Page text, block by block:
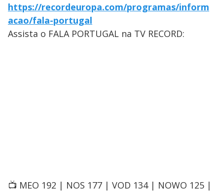
https://recordeuropa.com/programas/inform
acao/fala-portugal
Assista o FALA PORTUGAL na TV RECORD:
📺 MEO 192 | NOS 177 | VOD 134 | NOWO 125 |